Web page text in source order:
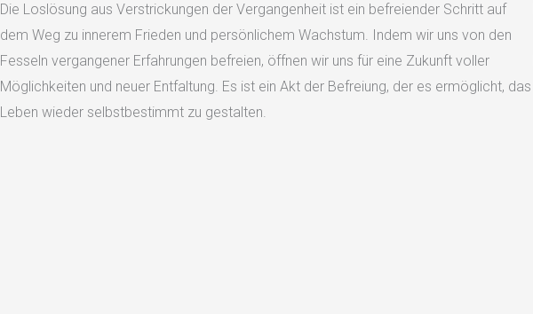
Die Loslösung aus Verstrickungen der Vergangenheit ist ein befreiender Schritt auf
dem Weg zu innerem Frieden und persönlichem Wachstum. Indem wir uns von den
Fesseln vergangener Erfahrungen befreien, öffnen wir uns für eine Zukunft voller
Möglichkeiten und neuer Entfaltung. Es ist ein Akt der Befreiung, der es ermöglicht, das
Leben wieder selbstbestimmt zu gestalten.